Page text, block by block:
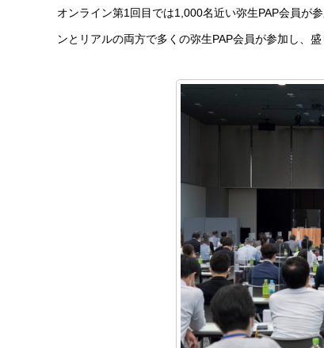
オンライン第1回目では1,000名近い弥生PAP会員が
ンとリアルの両方で多くの弥生PAP会員が参加し、盛